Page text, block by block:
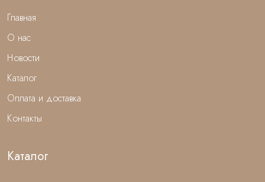
Главная
О нас
Новости
Каталог
Оплата и доставка
Контакты
Каталог